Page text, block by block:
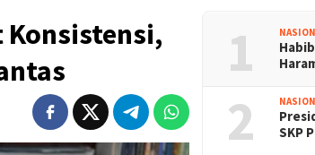
Konsistensi,
1
2
SKP